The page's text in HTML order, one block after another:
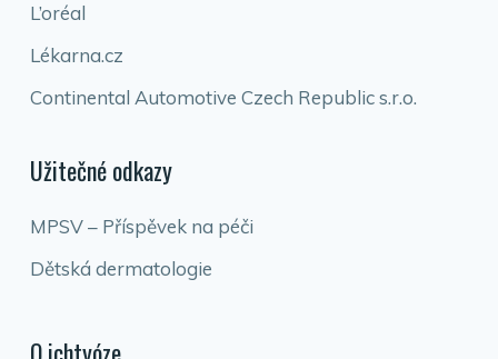
L’oréal
Lékarna.cz
Continental Automotive Czech Republic s.r.o.
Užitečné odkazy
MPSV – Příspěvek na péči
Dětská dermatologie